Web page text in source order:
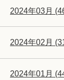
2024年03月
2024年02月
2024年01月